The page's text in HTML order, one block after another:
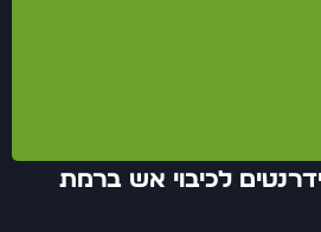
לכיבוי אש ברמת